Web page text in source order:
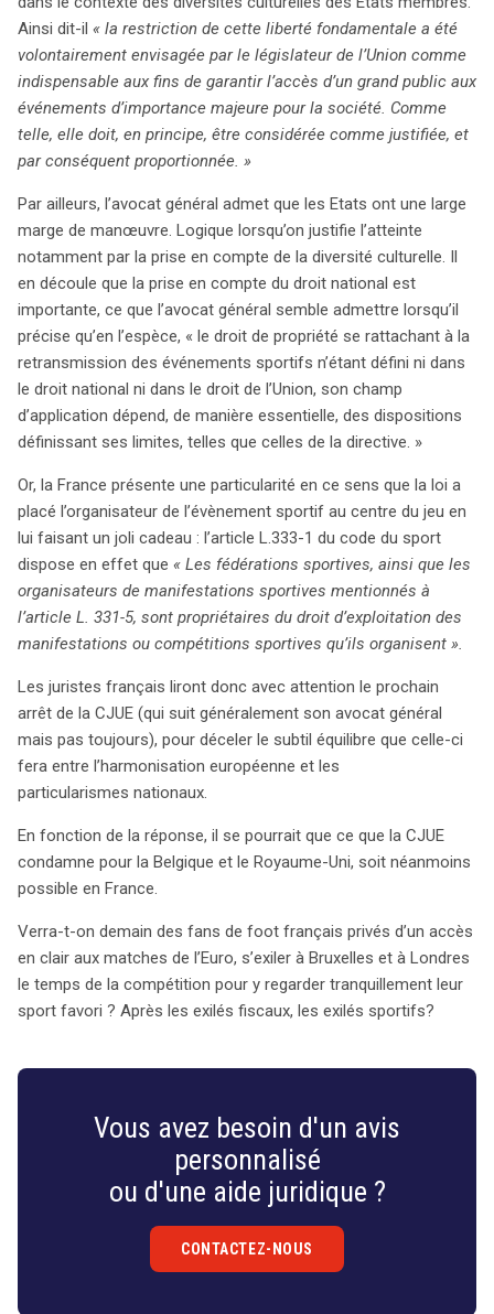
Ainsi dit-il « la restriction de cette liberté fondamentale a été
volontairement envisagée par le législateur de l’Union comme
indispensable aux fins de garantir l’accès d’un grand public aux
événements d’importance majeure pour la société. Comme
telle, elle doit, en principe, être considérée comme justifiée, et
par conséquent proportionnée. »
Par ailleurs, l’avocat général admet que les Etats ont une large
marge de manœuvre. Logique lorsqu’on justifie l’atteinte
notamment par la prise en compte de la diversité culturelle. Il
en découle que la prise en compte du droit national est
importante, ce que l’avocat général semble admettre lorsqu’il
précise qu’en l’espèce, « le droit de propriété se rattachant à la
retransmission des événements sportifs n’étant défini ni dans
le droit national ni dans le droit de l’Union, son champ
d’application dépend, de manière essentielle, des dispositions
définissant ses limites, telles que celles de la directive. »
Or, la France présente une particularité en ce sens que la loi a
placé l’organisateur de l’évènement sportif au centre du jeu en
lui faisant un joli cadeau : l’article L.333-1 du code du sport
dispose en effet que « Les fédérations sportives, ainsi que les
organisateurs de manifestations sportives mentionnés à
l’article L. 331-5, sont propriétaires du droit d’exploitation des
manifestations ou compétitions sportives qu’ils organisent ».
Les juristes français liront donc avec attention le prochain
arrêt de la CJUE (qui suit généralement son avocat général
mais pas toujours), pour déceler le subtil équilibre que celle-ci
fera entre l’harmonisation européenne et les
particularismes nationaux.
En fonction de la réponse, il se pourrait que ce que la CJUE
condamne pour la Belgique et le Royaume-Uni, soit néanmoins
possible en France.
Verra-t-on demain des fans de foot français privés d’un accès
en clair aux matches de l’Euro, s’exiler à Bruxelles et à Londres
le temps de la compétition pour y regarder tranquillement leur
sport favori ? Après les exilés fiscaux, les exilés sportifs?
Vous avez besoin d'un avis
personnalisé
ou d'une aide juridique ?
CONTACTEZ-NOUS